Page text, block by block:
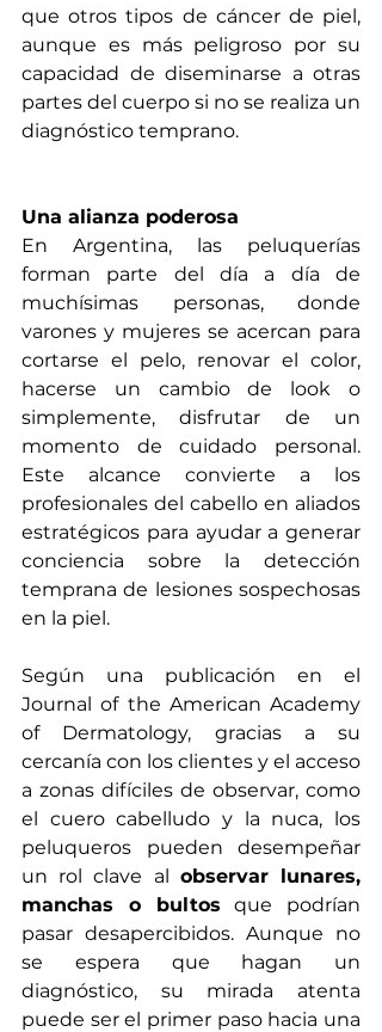
que otros tipos de cáncer de piel,
aunque es más peligroso por su
capacidad de diseminarse a otras
partes del cuerpo si no se realiza un
diagnóstico temprano.
Una alianza poderosa
En Argentina, las peluquerías
forman parte del día a día de
muchísimas personas, donde
varones y mujeres se acercan para
cortarse el pelo, renovar el color,
hacerse un cambio de look o
simplemente, disfrutar de un
momento de cuidado personal.
Este alcance convierte a los
profesionales del cabello en aliados
estratégicos para ayudar a generar
conciencia sobre la detección
temprana de lesiones sospechosas
en la piel.
Según una publicación en el
Journal of the American Academy
of Dermatology, gracias a su
cercanía con los clientes y el acceso
a zonas difíciles de observar, como
el cuero cabelludo y la nuca, los
peluqueros pueden desempeñar
un rol clave al observar lunares,
manchas o bultos que podrían
pasar desapercibidos. Aunque no
se espera que hagan un
diagnóstico, su mirada atenta
puede ser el primer paso hacia una